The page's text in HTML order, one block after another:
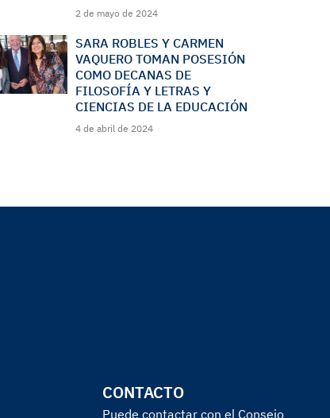
2 de mayo de 2024
SARA ROBLES Y CARMEN
VAQUERO TOMAN POSESIÓN
COMO DECANAS DE
FILOSOFÍA Y LETRAS Y
CIENCIAS DE LA EDUCACIÓN
4 de abril de 2024
CONTACTO
Puede contactar con el Consejo